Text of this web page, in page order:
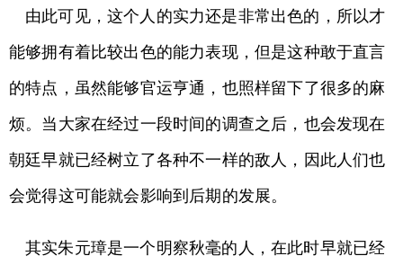
由此可见，这个人的实力还是非常出色的，所以才
能够拥有着比较出色的能力表现，但是这种敢于直言
的特点，虽然能够官运亨通，也照样留下了很多的麻
烦。当大家在经过一段时间的调查之后，也会发现在
朝廷早就已经树立了各种不一样的敌人，因此人们也
会觉得这可能就会影响到后期的发展。
其实朱元璋是一个明察秋毫的人，在此时早就已经